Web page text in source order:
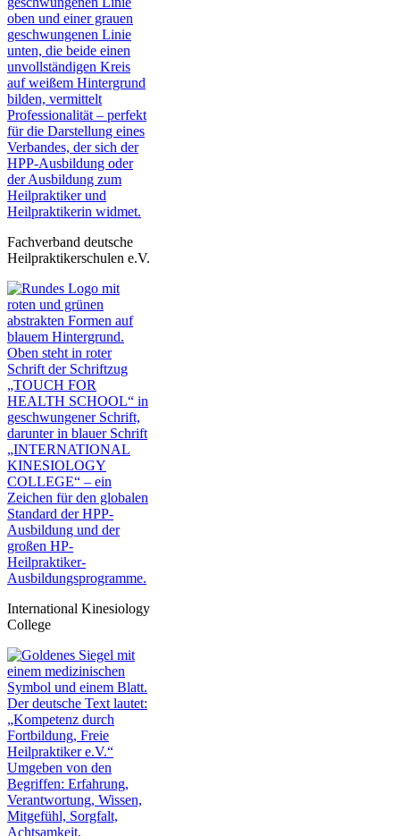
Fachverband deutsche
Heilpraktikerschulen e.V.
International Kinesiology
College